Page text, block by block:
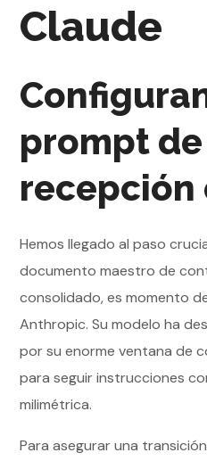
Claude
prompt de
recepción
Hemos llegado al paso
documento maestro de
consolidado, es momento
Anthropic. Su modelo ha
por su enorme ventana de
para seguir instrucciones
milimétrica.
Para asegurar una